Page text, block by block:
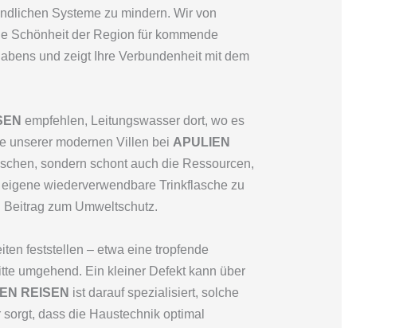
Systeme zu mindern. Wir von
Schönheit der Region für kommende
und zeigt Ihre Verbundenheit mit dem
empfehlen, Leitungswasser dort, wo es
unserer modernen Villen bei APULIEN
sondern schont auch die Ressourcen,
wiederverwendbare Trinkflasche zu
zum Umweltschutz.
feststellen – etwa eine tropfende
umgehend. Ein kleiner Defekt kann über
REISEN ist darauf spezialisiert, solche
dass die Haustechnik optimal